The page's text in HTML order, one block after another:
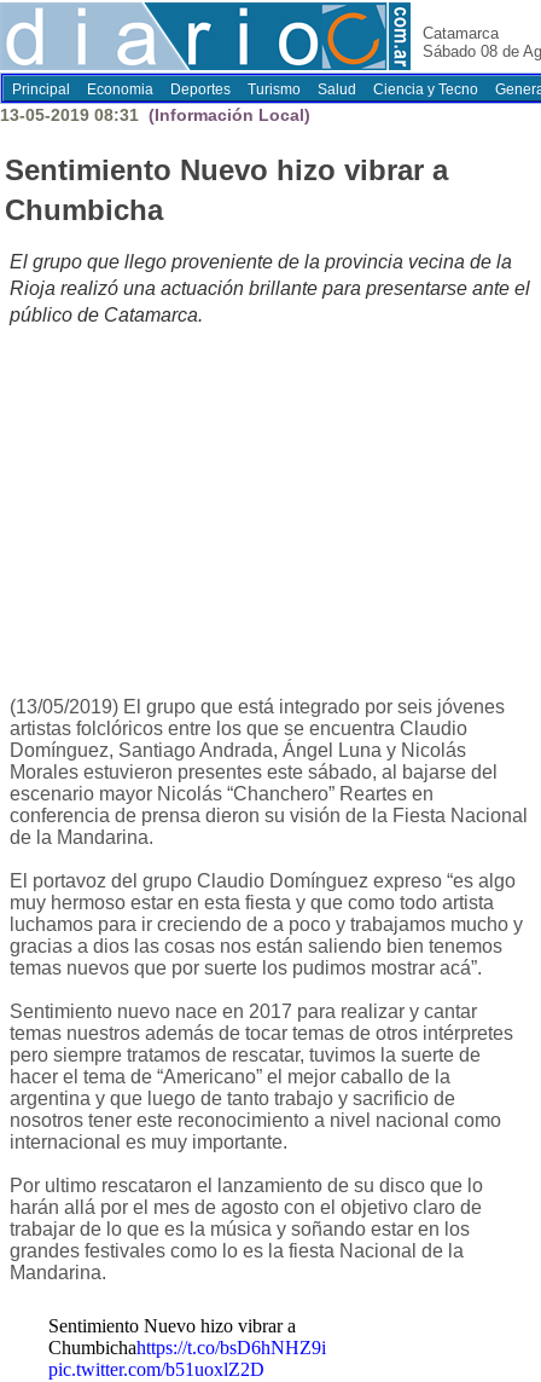
Catamarca
Sábado 08 de
Principal Economia Deportes Turismo Salud Ciencia y Tecno
13-05-2019 08:31 (Información Local)
Sentimiento Nuevo hizo vibrar a
Chumbicha
El grupo que llego proveniente de la provincia vecina de la
Rioja realizó una actuación brillante para presentarse ante el
público de Catamarca.
(13/05/2019) El grupo que está integrado por seis jóvenes
artistas folclóricos entre los que se encuentra Claudio
Domínguez, Santiago Andrada, Ángel Luna y Nicolás
Morales estuvieron presentes este sábado, al bajarse del
escenario mayor Nicolás “Chanchero” Reartes en
conferencia de prensa dieron su visión de la Fiesta Nacional
de la Mandarina.
El portavoz del grupo Claudio Domínguez expreso “es algo
muy hermoso estar en esta fiesta y que como todo artista
luchamos para ir creciendo de a poco y trabajamos mucho y
gracias a dios las cosas nos están saliendo bien tenemos
temas nuevos que por suerte los pudimos mostrar acá”.
Sentimiento nuevo nace en 2017 para realizar y cantar
temas nuestros además de tocar temas de otros intérpretes
pero siempre tratamos de rescatar, tuvimos la suerte de
hacer el tema de “Americano” el mejor caballo de la
argentina y que luego de tanto trabajo y sacrificio de
nosotros tener este reconocimiento a nivel nacional como
internacional es muy importante.
Por ultimo rescataron el lanzamiento de su disco que lo
harán allá por el mes de agosto con el objetivo claro de
trabajar de lo que es la música y soñando estar en los
grandes festivales como lo es la fiesta Nacional de la
Mandarina.
Sentimiento Nuevo hizo vibrar a
Chumbichahttps://t.co/bsD6hNHZ9i
pic.twitter.com/b51uoxlZ2D